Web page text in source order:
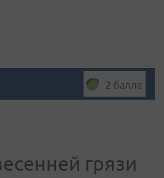
2 балла
грязи